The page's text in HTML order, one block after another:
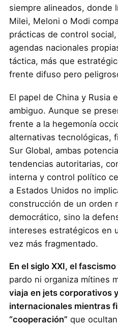
siempre alineados, donde
Milei, Meloni o Modi
prácticas de control
agendas nacionales
táctica, más que
frente difuso pero
El papel de China y Rusia
ambiguo. Aunque se
frente a la hegemonía
alternativas tecnológicas,
Sur Global, ambas
tendencias autoritarias,
interna y control político
a Estados Unidos no
construcción de un orden
democrático, sino la
intereses estratégicos en
vez más fragmentado.
En el siglo XXI, el fascismo
pardo ni organiza mítines
viaja en jets corporativos
internacionales mientras
“cooperación” que